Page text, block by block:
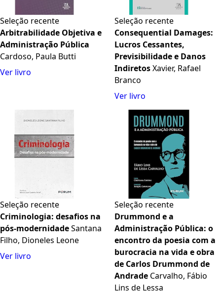
Seleção recente
Arbitrabilidade Objetiva e
Administração Pública
Cardoso, Paula Butti
Ver livro
Seleção recente
Consequential Damages:
Lucros Cessantes,
Previsibilidade e Danos
IndiretosXavier, Rafael
Branco
Ver livro
Seleção recente
Criminologia: desafios na
pós-modernidadeSantana
Filho, Dioneles Leone
Ver livro
Seleção recente
Drummond e a
Administração Pública: o
encontro da poesia com a
burocracia na vida e obra
de Carlos Drummond de
Andrade Carvalho, Fábio
Lins de Lessa